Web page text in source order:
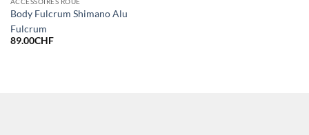
Body Fulcrum Shimano Alu
Fulcrum
89.00CHF